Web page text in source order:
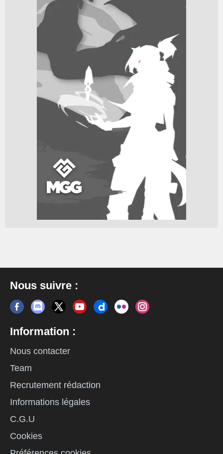
Nous suivre :
Information :
Nous contacter
Team
Recrutement rédaction
Informations légales
C.G.U
Cookies